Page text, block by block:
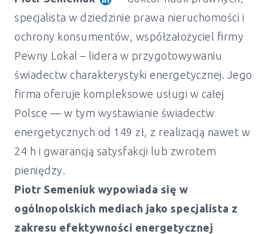
specjalista w dziedzinie prawa nieruchomości i
ochrony konsumentów, współzałożyciel firmy
Pewny Lokal – lidera w przygotowywaniu
świadectw charakterystyki energetycznej. Jego
firma oferuje kompleksowe usługi w całej
Polsce — w tym wystawianie świadectw
energetycznych od 149 zł, z realizacją nawet w
24 h i gwarancją satysfakcji lub zwrotem
pieniędzy.
Piotr Semeniuk wypowiada się w
ogólnopolskich mediach jako specjalista z
zakresu efektywności energetycznej